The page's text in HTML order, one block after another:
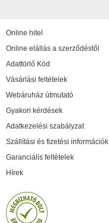
Online hitel
Online elállás a szerződéstől
Adattörlő Kód
Vásárlási feltételek
Webáruház útmutató
Gyakori kérdések
Adatkezelési szabályzat
Szállítási és fizetési információk
Garanciális feltételek
Hírek